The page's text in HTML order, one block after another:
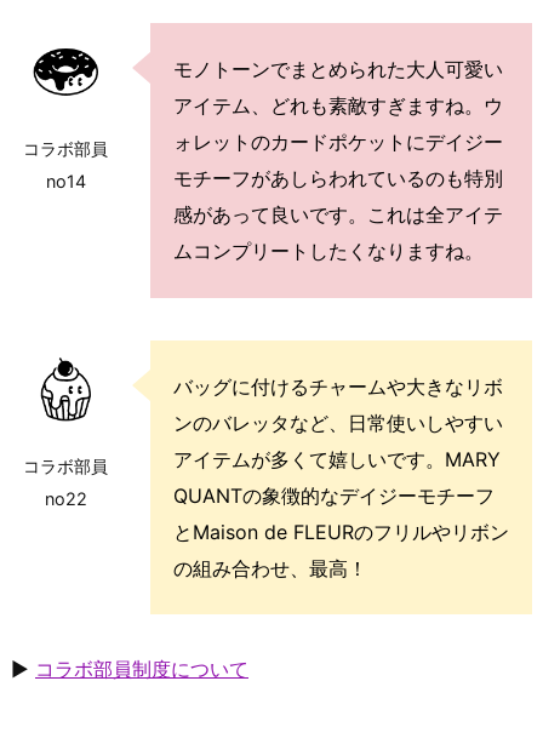
コラボ部員
no14
モノトーンでまとめられた大人可愛い
アイテム、どれも素敵すぎますね。ウ
ォレットのカードポケットにデイジー
モチーフがあしらわれているのも特別
感があって良いです。これは全アイテ
ムコンプリートしたくなりますね。
コラボ部員
no22
バッグに付けるチャームや大きなリボ
ンのバレッタなど、日常使いしやすい
アイテムが多くて嬉しいです。MARY
QUANTの象徴的なデイジーモチーフ
とMaison de FLEURのフリルやリボン
の組み合わせ、最高！
▶ コラボ部員制度について